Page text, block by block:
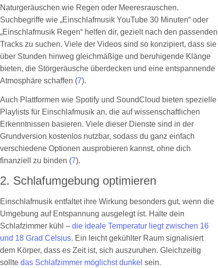
Naturgeräuschen wie Regen oder Meeresrauschen.
Suchbegriffe wie „Einschlafmusik YouTube 30 Minuten“ oder
„Einschlafmusik Regen“ helfen dir, gezielt nach den passenden
Tracks zu suchen. Viele der Videos sind so konzipiert, dass sie
über Stunden hinweg gleichmäßige und beruhigende Klänge
bieten, die Störgeräusche überdecken und eine entspannende
Atmosphäre schaffen (7).
Auch Plattformen wie Spotify und SoundCloud bieten spezielle
Playlists für Einschlafmusik an, die auf wissenschaftlichen
Erkenntnissen basieren. Viele dieser Dienste sind in der
Grundversion kostenlos nutzbar, sodass du ganz einfach
verschiedene Optionen ausprobieren kannst, ohne dich
finanziell zu binden (7).
2. Schlafumgebung optimieren
Einschlafmusik entfaltet ihre Wirkung besonders gut, wenn die
Umgebung auf Entspannung ausgelegt ist. Halte dein
Schlafzimmer kühl – die ideale Temperatur liegt zwischen 16
und 18 Grad Celsius. Ein leicht gekühlter Raum signalisiert
dem Körper, dass es Zeit ist, sich auszuruhen. Gleichzeitig
sollte das Schlafzimmer möglichst dunkel sein.